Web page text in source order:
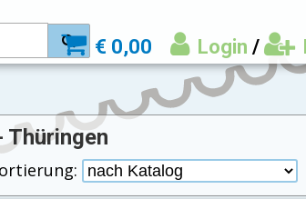
€ 0,00 Login /
Thüringen